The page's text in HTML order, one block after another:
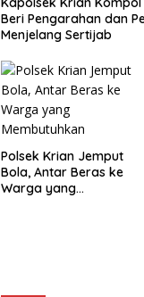
Beri Pengarahan dan
Menjelang Sertijab
Polsek Krian Jemput
Bola, Antar Beras ke
Warga yang